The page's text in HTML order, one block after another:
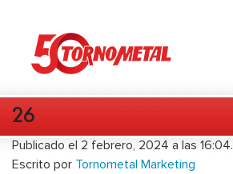
26
Publicado el 2 febrero, 2024 a las 16:04.
Escrito por Tornometal Marketing